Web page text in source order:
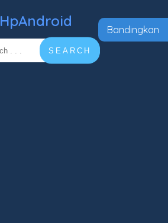
HpAndroid
SEARCH
Bandingkan